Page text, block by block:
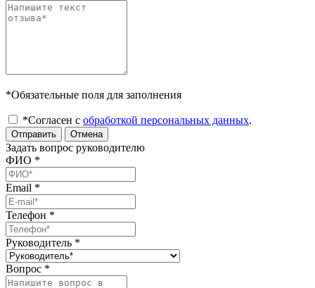
*Обязательные поля для заполнения
*Согласен с обработкой персональных данных.
Отправить Отмена
Задать вопрос руководителю
ФИО *
Email *
Телефон *
Руководитель *
Вопрос *